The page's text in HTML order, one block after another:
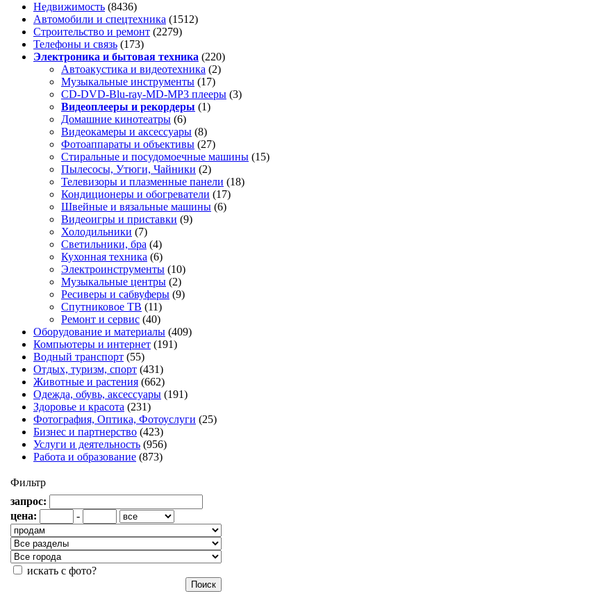
Недвижимость (8436)
Автомобили и спецтехника (1512)
Строительство и ремонт (2279)
Телефоны и связь (173)
Электроника и бытовая техника (220)
Автоакустика и видеотехника (2)
Музыкальные инструменты (17)
CD-DVD-Blu-ray-MD-MP3 плееры (3)
Видеоплееры и рекордеры (1)
Домашние кинотеатры (6)
Видеокамеры и аксессуары (8)
Фотоаппараты и объективы (27)
Стиральные и посудомоечные машины (15)
Пылесосы, Утюги, Чайники (2)
Телевизоры и плазменные панели (18)
Кондиционеры и обогреватели (17)
Швейные и вязальные машины (6)
Видеоигры и приставки (9)
Холодильники (7)
Светильники, бра (4)
Кухонная техника (6)
Электроинструменты (10)
Музыкальные центры (2)
Ресиверы и сабвуферы (9)
Спутниковое ТВ (11)
Ремонт и сервис (40)
Оборудование и материалы (409)
Компьютеры и интернет (191)
Водный транспорт (55)
Отдых, туризм, спорт (431)
Животные и растения (662)
Одежда, обувь, аксессуары (191)
Здоровье и красота (231)
Фотография, Оптика, Фотоуслуги (25)
Бизнес и партнерство (423)
Услуги и деятельность (956)
Работа и образование (873)
Фильтр
запрос:
цена:
-
искать с фото?